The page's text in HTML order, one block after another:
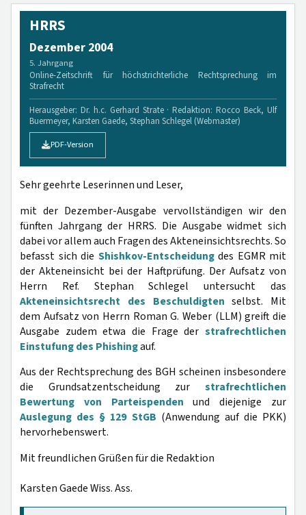
HRRS
Dezember 2004
5. Jahrgang
Online-Zeitschrift für höchstrichterliche Rechtsprechung im
Strafrecht
Herausgeber: Dr. h.c. Gerhard Strate · Redaktion: Rocco Beck, Ulf
Buermeyer, Karsten Gaede, Stephan Schlegel (Webmaster)
PDF-Version
Sehr geehrte Leserinnen und Leser,
mit der Dezember-Ausgabe vervollständigen wir den
fünften Jahrgang der HRRS. Die Ausgabe widmet sich
dabei vor allem auch Fragen des Akteneinsichtsrechts. So
befasst sich die Shishkov-Entscheidungdes EGMR mit
der Akteneinsicht bei der Haftprüfung. Der Aufsatz von
Herrn Ref. Stephan Schlegel untersucht das
Akteneinsichtsrecht des Beschuldigten selbst. Mit
dem Aufsatz von Herrn Roman G. Weber (LLM) greift die
Ausgabe zudem etwa die Frage der strafrechtlichen
Einstufung des Phishingauf.
Aus der Rechtsprechung des BGH scheinen insbesondere
die Grundsatzentscheidung zur strafrechtlichen
Bewertung von Parteispenden und diejenige zur
Auslegung des § 129 StGB (Anwendung auf die PKK)
hervorhebenswert.
Mit freundlichen Grüßen für die Redaktion
Karsten Gaede Wiss. Ass.